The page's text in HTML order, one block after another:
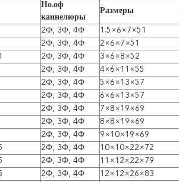
Но.оф
каннелюры
Размеры
2Ф, 3Ф, 4Ф 1.5×6×7×51
2Ф, 3Ф, 4Ф 2×6×7×51
2Ф, 3Ф, 4Ф 3×6×8×52
2Ф, 3Ф, 4Ф 4×6×11×55
2Ф, 3Ф, 4Ф 5×6×13×57
2Ф, 3Ф, 4Ф 6×6×13×57
2Ф, 3Ф, 4Ф 7×8×19×69
2Ф, 3Ф, 4Ф 8×8×19×69
2Ф, 3Ф, 4Ф 9×10×19×69
2Ф, 3Ф, 4Ф 10×10×22×72
2Ф, 3Ф, 4Ф 11×12×22×79
2Ф, 3Ф, 4Ф 12×12×26×83